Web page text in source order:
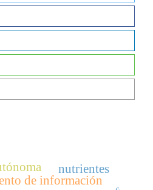
de información
nutrientes